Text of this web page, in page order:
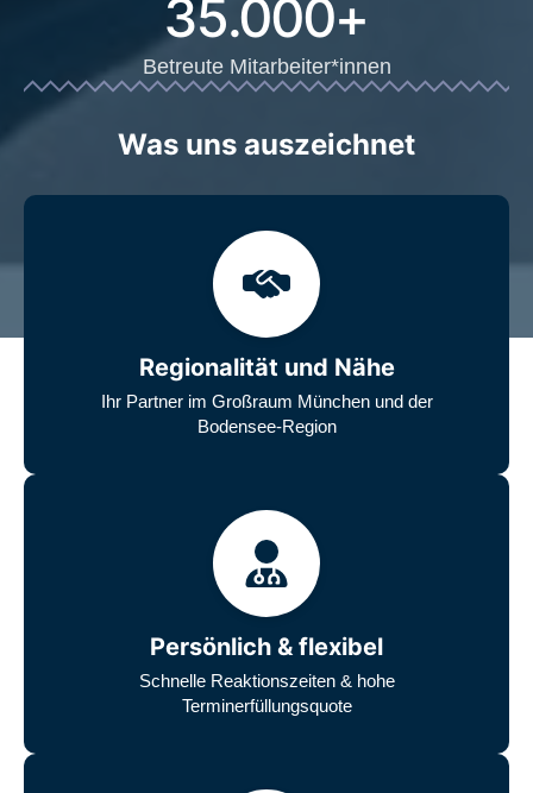
35.000+
Betreute Mitarbeiter*innen
Was uns auszeichnet
Regionalität und Nähe
Ihr Partner im Großraum München und der
Bodensee-Region
Persönlich & flexibel
Schnelle Reaktionszeiten & hohe
Terminerfüllungsquote